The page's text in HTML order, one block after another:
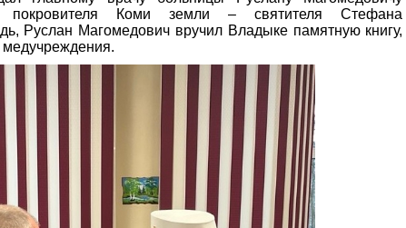
покровителя Коми земли – святителя Стефана
Руслан Магомедович вручил Владыке памятную книгу,